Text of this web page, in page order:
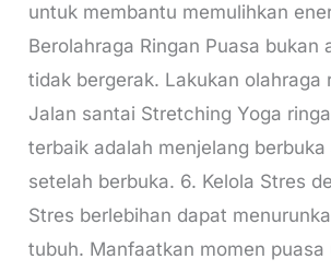
untuk membantu memulihkan
Berolahraga Ringan Puasa bukan
tidak bergerak. Lakukan olahraga
Jalan santai Stretching Yoga
terbaik adalah menjelang berbuka
setelah berbuka. 6. Kelola Stres
Stres berlebihan dapat
tubuh. Manfaatkan momen puasa